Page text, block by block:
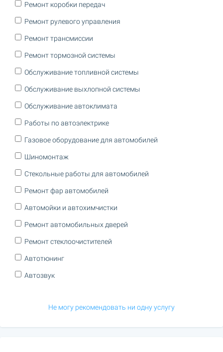
Ремонт коробки передач
Ремонт рулевого управления
Ремонт трансмиссии
Ремонт тормозной системы
Обслуживание топливной системы
Обслуживание выхлопной системы
Обслуживание автоклимата
Работы по автоэлектрике
Газовое оборудование для автомобилей
Шиномонтаж
Стекольные работы для автомобилей
Ремонт фар автомобилей
Автомойки и автохимчистки
Ремонт автомобильных дверей
Ремонт стеклоочистителей
Автотюнинг
Автозвук
Не могу рекомендовать ни одну услугу